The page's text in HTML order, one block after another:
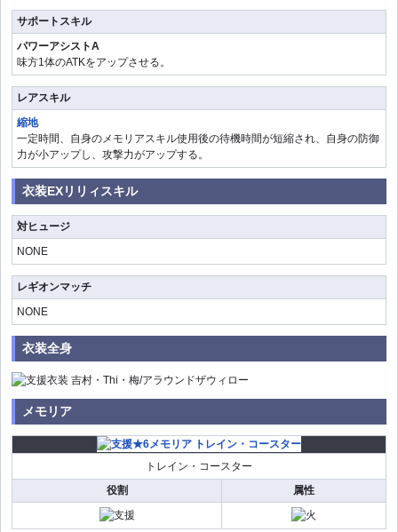
サポートスキル
パワーアシストA
味方1体のATKをアップさせる。
レアスキル
縮地
一定時間、自身のメモリアスキル使用後の待機時間が短縮され、自身の防御
力が小アップし、攻撃力がアップする。
衣装EXリリィスキル
対ヒュージ
NONE
レギオンマッチ
NONE
衣装全身
メモリア
トレイン・コースター
役割
属性